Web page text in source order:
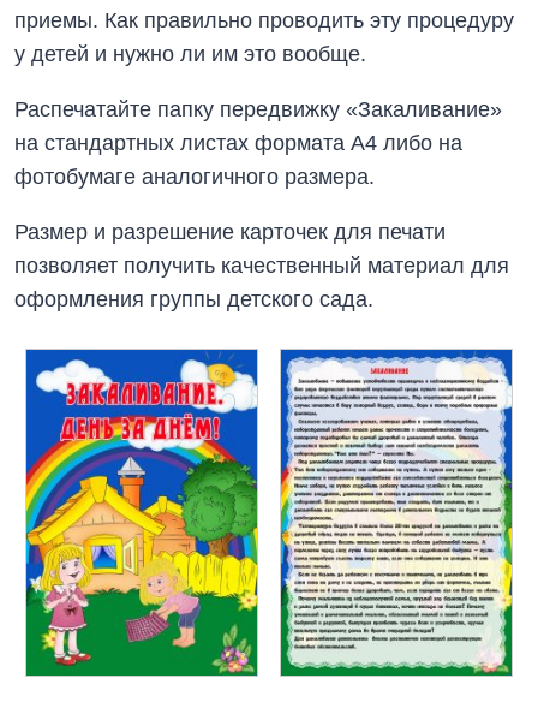
приемы. Как правильно проводить эту процедуру
у детей и нужно ли им это вообще.
Распечатайте папку передвижку «Закаливание»
на стандартных листах формата А4 либо на
фотобумаге аналогичного размера.
Размер и разрешение карточек для печати
позволяет получить качественный материал для
оформления группы детского сада.